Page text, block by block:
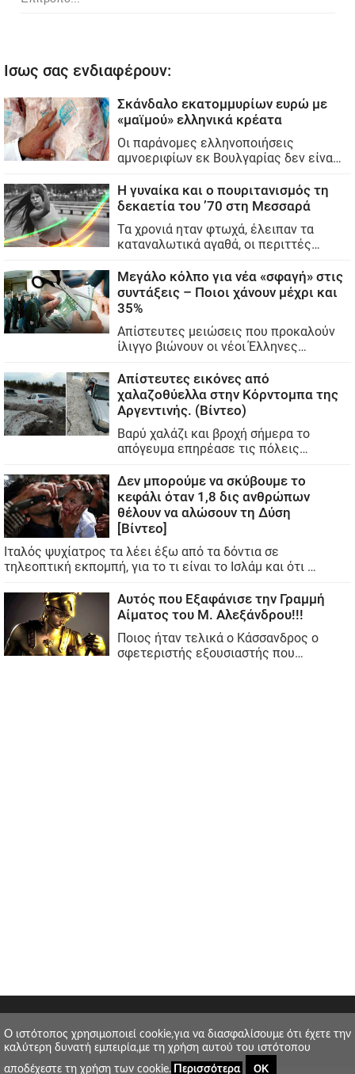
O ιστότοπος χρησιμοποιεί cookie,για να διασφαλίσουμε ότι έχετε την
καλύτερη δυνατή εμπειρία,με τη χρήση αυτού του ιστότοπου
αποδέχεστε τη χρήση των cookie.
Περισσότερα ΟΚ